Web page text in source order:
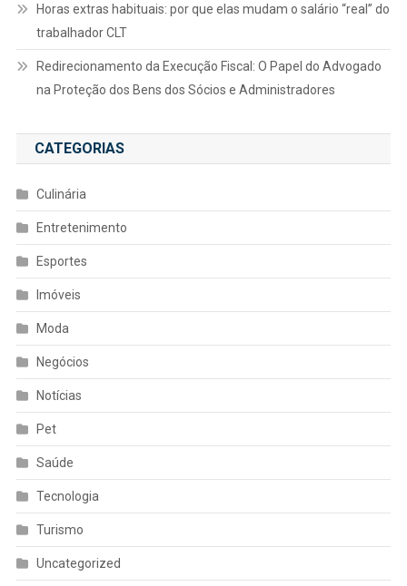
Horas extras habituais: por que elas mudam o salário “real” do
trabalhador CLT
Redirecionamento da Execução Fiscal: O Papel do Advogado
na Proteção dos Bens dos Sócios e Administradores
CATEGORIAS
Culinária
Entretenimento
Esportes
Imóveis
Moda
Negócios
Notícias
Pet
Saúde
Tecnologia
Turismo
Uncategorized